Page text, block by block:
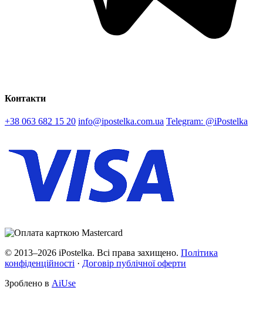
Контакти
+38 063 682 15 20 info@ipostelka.com.ua Telegram: @iPostelka
© 2013–2026 iPostelka. Всі права захищено. Політика
конфіденційності · Договір публічної оферти
Зроблено в AiUse